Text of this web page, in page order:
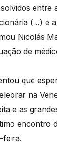
entre
(…) e
Nicolás
de
que
na
e as
encontro
feira.